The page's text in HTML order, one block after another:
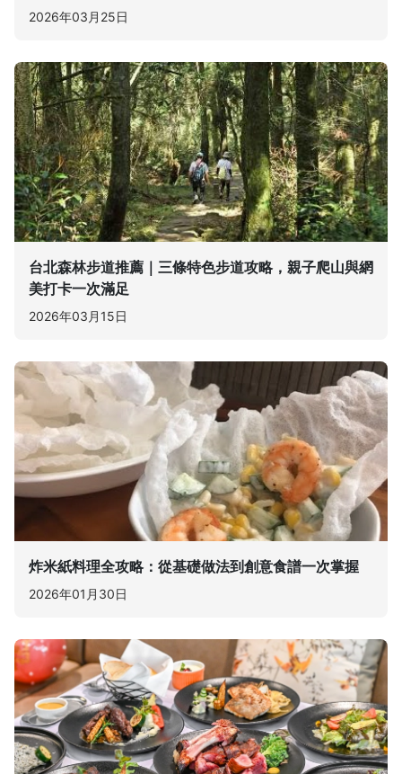
2026年03月25日
台北森林步道推薦｜三條特色步道攻略，親子爬山與網
美打卡一次滿足
2026年03月15日
炸米紙料理全攻略：從基礎做法到創意食譜一次掌握
2026年01月30日